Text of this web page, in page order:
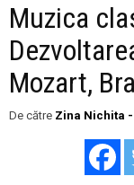
Muzica
Mozart,
De către Zina Nichita -